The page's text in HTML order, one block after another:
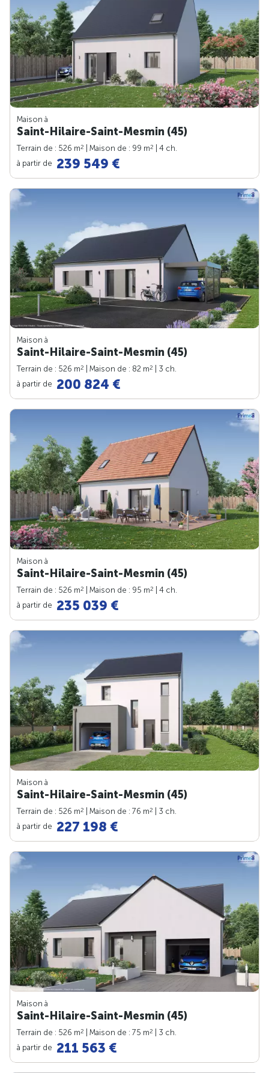
Maison à
Saint-Hilaire-Saint-Mesmin (45)
Terrain de : 526 m2 | Maison de : 99 m2
| 4 ch.
à partir de 239 549 €
Maison à
Saint-Hilaire-Saint-Mesmin (45)
Terrain de : 526 m2 | Maison de : 82 m2
| 3 ch.
à partir de 200 824 €
Maison à
Saint-Hilaire-Saint-Mesmin (45)
Terrain de : 526 m2 | Maison de : 95 m2
| 4 ch.
à partir de 235 039 €
Maison à
Saint-Hilaire-Saint-Mesmin (45)
Terrain de : 526 m2 | Maison de : 76 m2
| 3 ch.
à partir de 227 198 €
Maison à
Saint-Hilaire-Saint-Mesmin (45)
Terrain de : 526 m2 | Maison de : 75 m2
| 3 ch.
à partir de 211 563 €